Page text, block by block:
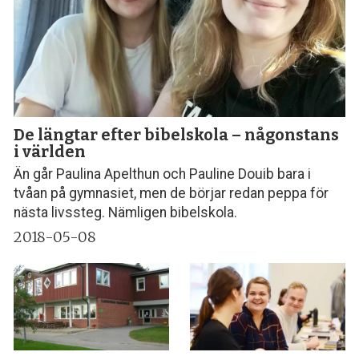
De längtar efter bibelskola – någonstans
i världen
Än går Paulina Apelthun och Pauline Douib bara i
tvåan på gymnasiet, men de börjar redan peppa för
nästa livssteg. Nämligen bibelskola.
2018-05-08